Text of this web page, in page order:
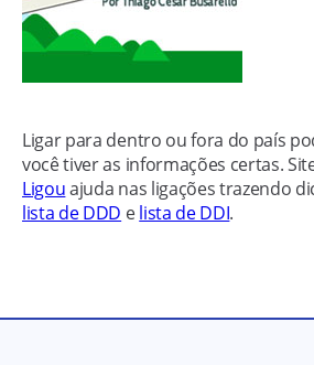
Ligar para dentro ou fora do país
você tiver as informações certas.
Ligouajuda nas ligações trazendo
lista de DDD elista de DDI.